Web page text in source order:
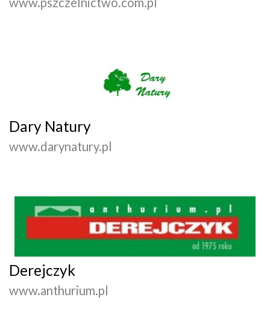
Dary Natury
www.darynatury.pl
Derejczyk
www.anthurium.pl